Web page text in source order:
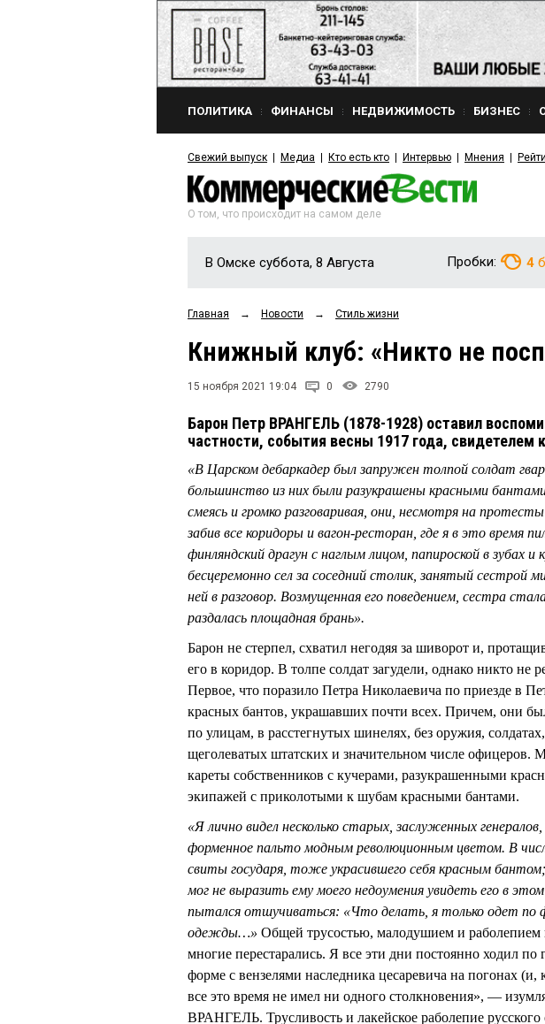
ПОЛИТИКА ФИНАНСЫ НЕДВИЖИМОСТЬ БИЗНЕС
Свежий выпуск Медиа Кто есть кто Интервью Мнения
О том, что происходит на самом деле
В Омске суббота, 8 Августа Пробки: 4
Главная → Новости → Стиль жизни
Книжный клуб: «Никто не
15 ноября 2021 19:04 0 2790
Барон Петр ВРАНГЕЛЬ (1878-1928) оставил
частности, события весны 1917 года, свидетелем
«В Царском дебаркадер был запружен толпой солдат
большинство из них были разукрашены красными
смеясь и громко разговаривая, они, несмотря на протесты
забив все коридоры и вагон-ресторан, где я в это время
финляндский драгун с наглым лицом, папироской в зубах
бесцеремонно сел за соседний столик, занятый сестрой
ней в разговор. Возмущенная его поведением, сестра
раздалась площадная брань».
Барон не стерпел, схватил негодяя за шиворот и,
его в коридор. В толпе солдат загудели, однако никто не
Первое, что поразило Петра Николаевича по приезде в
красных бантов, украшавших почти всех. Причем, они
по улицам, в расстегнутых шинелях, без оружия,
щеголеватых штатских и значительном числе офицеров.
кареты собственников с кучерами, разукрашенными
экипажей с приколотыми к шубам красными бантами.
«Я лично видел несколько старых, заслуженных
форменное пальто модным революционным цветом. В
свиты государя, тоже украсившего себя красным
мог не выразить ему моего недоумения увидеть его в
пытался отшучиваться: «Что делать, я только одет по
одежды…» Общей трусостью, малодушием и раболепием
многие перестарались. Я все эти дни постоянно ходил по
форме с вензелями наследника цесаревича на погонах (и,
все это время не имел ни одного столкновения», —
ВРАНГЕЛЬ. Трусливость и лакейское раболепие русского